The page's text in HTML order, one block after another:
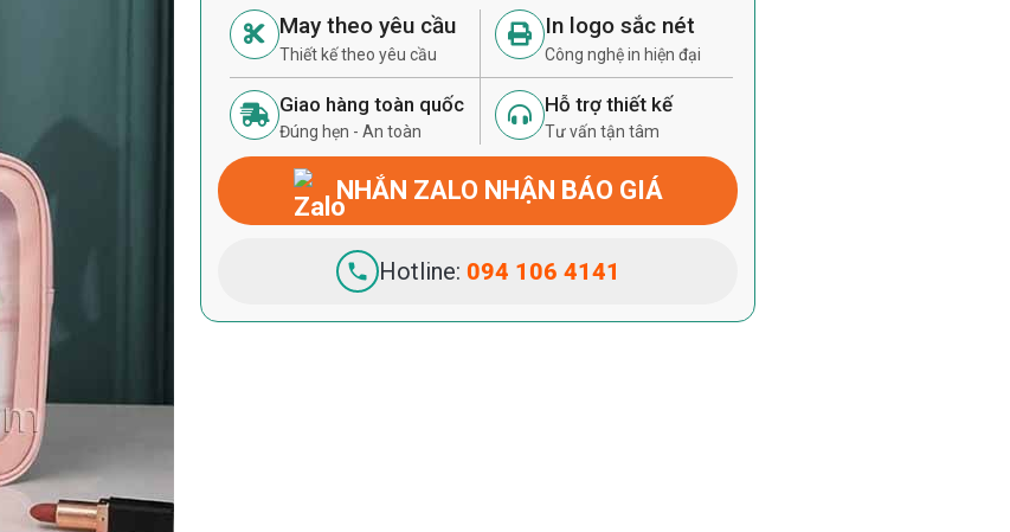
May theo yêu cầu
Thiết kế theo yêu cầu
In logo sắc nét
Công nghệ in hiện đại
Giao hàng toàn quốc
Đúng hẹn - An toàn
Hỗ trợ thiết kế
Tư vấn tận tâm
NHẮN ZALO NHẬN BÁO GIÁ
Hotline: 094 106 4141